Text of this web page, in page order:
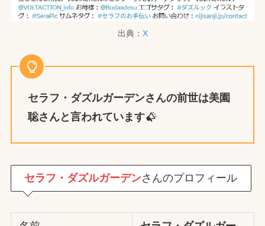
出典： X
セラフ・ダズルガーデンさんの前世は美園
聡さんと言われています
セラフ・ダズルガーデンさんのプロフィール